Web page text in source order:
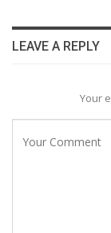
LEAVE A REPLY
Your